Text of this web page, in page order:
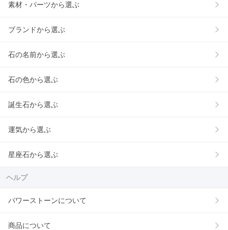
素材・パーツから選ぶ
ブランドから選ぶ
石の名前から選ぶ
石の色から選ぶ
誕生石から選ぶ
運気から選ぶ
星座石から選ぶ
ヘルプ
パワーストーンについて
商品について